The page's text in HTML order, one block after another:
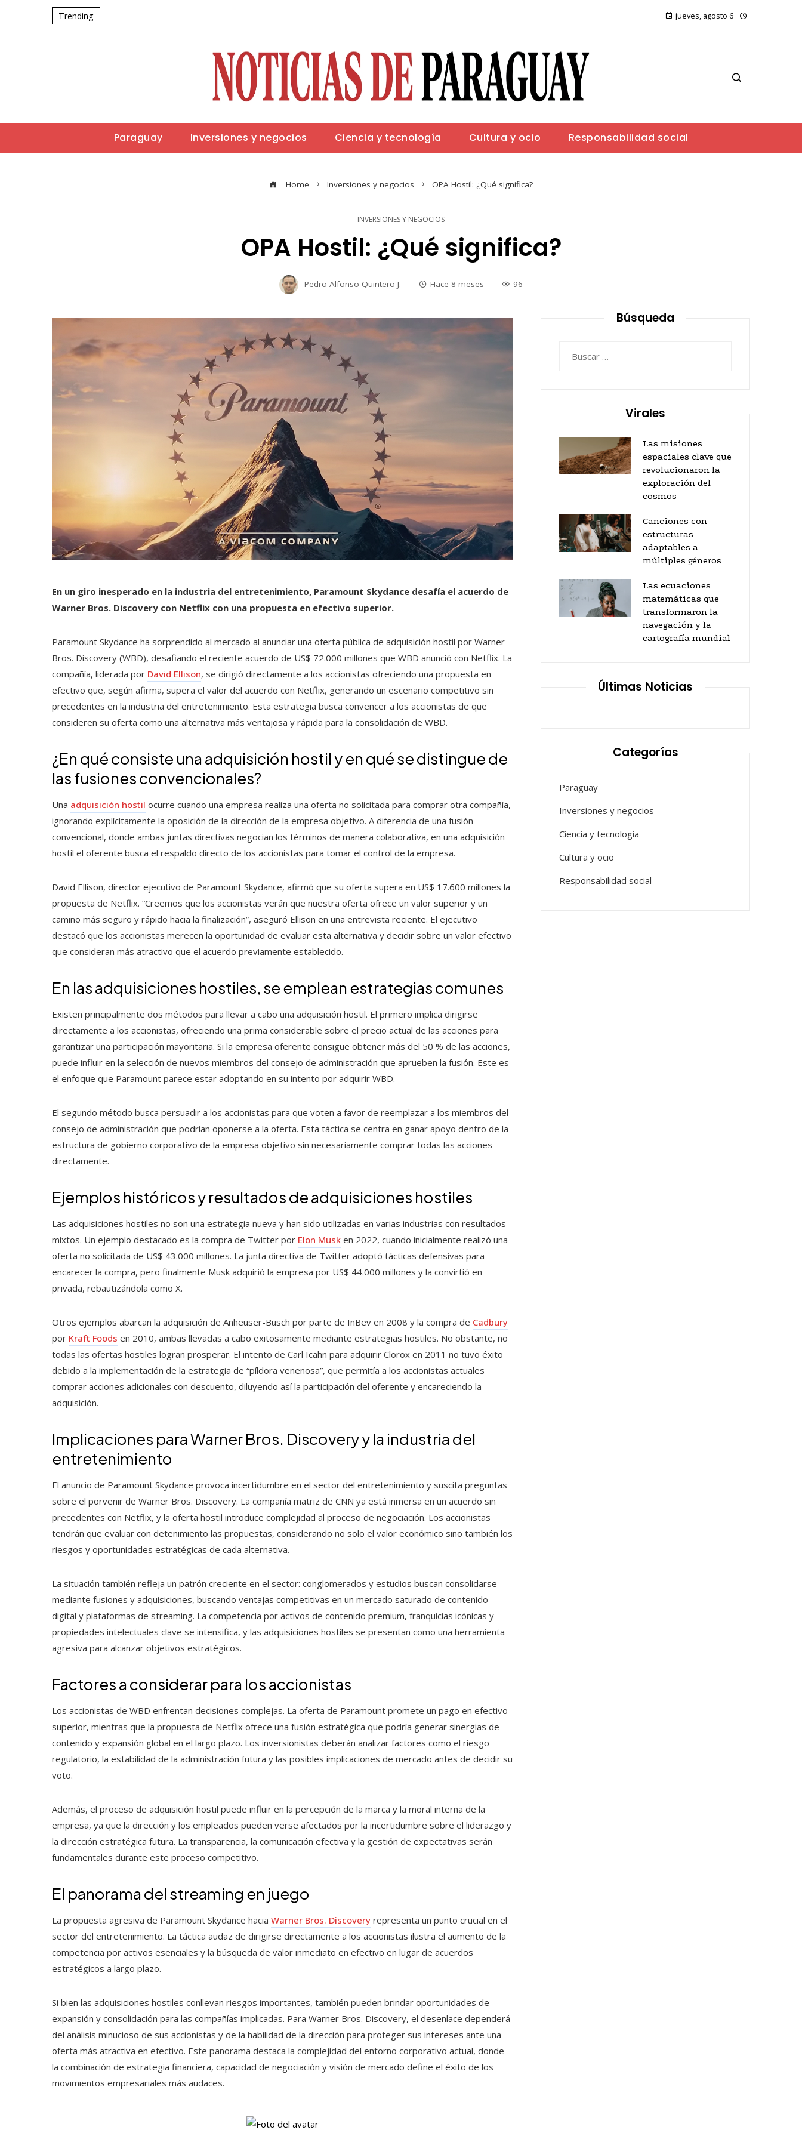
Trending jueves, agosto 6
Paraguay Inversiones y negocios Ciencia y tecnología Cultura y ocio Responsabilidad social
Home Inversiones y negocios OPA Hostil: ¿Qué significa?
INVERSIONES Y NEGOCIOS
OPA Hostil: ¿Qué significa?
Pedro Alfonso Quintero J. Hace 8 meses 96
En un giro inesperado en la industria del entretenimiento, Paramount Skydance desafía el acuerdo de
Warner Bros. Discovery con Netflix con una propuesta en efectivo superior.
Paramount Skydance ha sorprendido al mercado al anunciar una oferta pública de adquisición hostil por Warner
Bros. Discovery (WBD), desafiando el reciente acuerdo de US$ 72.000 millones que WBD anunció con Netflix. La
compañía, liderada por David Ellison, se dirigió directamente a los accionistas ofreciendo una propuesta en
efectivo que, según afirma, supera el valor del acuerdo con Netflix, generando un escenario competitivo sin
precedentes en la industria del entretenimiento. Esta estrategia busca convencer a los accionistas de que
consideren su oferta como una alternativa más ventajosa y rápida para la consolidación de WBD.
¿En qué consiste una adquisición hostil y en qué se distingue de
las fusiones convencionales?
Una adquisición hostil ocurre cuando una empresa realiza una oferta no solicitada para comprar otra compañía,
ignorando explícitamente la oposición de la dirección de la empresa objetivo. A diferencia de una fusión
convencional, donde ambas juntas directivas negocian los términos de manera colaborativa, en una adquisición
hostil el oferente busca el respaldo directo de los accionistas para tomar el control de la empresa.
David Ellison, director ejecutivo de Paramount Skydance, afirmó que su oferta supera en US$ 17.600 millones la
propuesta de Netflix. “Creemos que los accionistas verán que nuestra oferta ofrece un valor superior y un
camino más seguro y rápido hacia la finalización”, aseguró Ellison en una entrevista reciente. El ejecutivo
destacó que los accionistas merecen la oportunidad de evaluar esta alternativa y decidir sobre un valor efectivo
que consideran más atractivo que el acuerdo previamente establecido.
En las adquisiciones hostiles, se emplean estrategias comunes
Existen principalmente dos métodos para llevar a cabo una adquisición hostil. El primero implica dirigirse
directamente a los accionistas, ofreciendo una prima considerable sobre el precio actual de las acciones para
garantizar una participación mayoritaria. Si la empresa oferente consigue obtener más del 50 % de las acciones,
puede influir en la selección de nuevos miembros del consejo de administración que aprueben la fusión. Este es
el enfoque que Paramount parece estar adoptando en su intento por adquirir WBD.
El segundo método busca persuadir a los accionistas para que voten a favor de reemplazar a los miembros del
consejo de administración que podrían oponerse a la oferta. Esta táctica se centra en ganar apoyo dentro de la
estructura de gobierno corporativo de la empresa objetivo sin necesariamente comprar todas las acciones
directamente.
Ejemplos históricos y resultados de adquisiciones hostiles
Las adquisiciones hostiles no son una estrategia nueva y han sido utilizadas en varias industrias con resultados
mixtos. Un ejemplo destacado es la compra de Twitter por Elon Musk en 2022, cuando inicialmente realizó una
oferta no solicitada de US$ 43.000 millones. La junta directiva de Twitter adoptó tácticas defensivas para
encarecer la compra, pero finalmente Musk adquirió la empresa por US$ 44.000 millones y la convirtió en
privada, rebautizándola como X.
Otros ejemplos abarcan la adquisición de Anheuser-Busch por parte de InBev en 2008 y la compra de Cadbury
por Kraft Foods en 2010, ambas llevadas a cabo exitosamente mediante estrategias hostiles. No obstante, no
todas las ofertas hostiles logran prosperar. El intento de Carl Icahn para adquirir Clorox en 2011 no tuvo éxito
debido a la implementación de la estrategia de “píldora venenosa”, que permitía a los accionistas actuales
comprar acciones adicionales con descuento, diluyendo así la participación del oferente y encareciendo la
adquisición.
Implicaciones para Warner Bros. Discovery y la industria del
entretenimiento
El anuncio de Paramount Skydance provoca incertidumbre en el sector del entretenimiento y suscita preguntas
sobre el porvenir de Warner Bros. Discovery. La compañía matriz de CNN ya está inmersa en un acuerdo sin
precedentes con Netflix, y la oferta hostil introduce complejidad al proceso de negociación. Los accionistas
tendrán que evaluar con detenimiento las propuestas, considerando no solo el valor económico sino también los
riesgos y oportunidades estratégicas de cada alternativa.
La situación también refleja un patrón creciente en el sector: conglomerados y estudios buscan consolidarse
mediante fusiones y adquisiciones, buscando ventajas competitivas en un mercado saturado de contenido
digital y plataformas de streaming. La competencia por activos de contenido premium, franquicias icónicas y
propiedades intelectuales clave se intensifica, y las adquisiciones hostiles se presentan como una herramienta
agresiva para alcanzar objetivos estratégicos.
Factores a considerar para los accionistas
Los accionistas de WBD enfrentan decisiones complejas. La oferta de Paramount promete un pago en efectivo
superior, mientras que la propuesta de Netflix ofrece una fusión estratégica que podría generar sinergias de
contenido y expansión global en el largo plazo. Los inversionistas deberán analizar factores como el riesgo
regulatorio, la estabilidad de la administración futura y las posibles implicaciones de mercado antes de decidir su
voto.
Además, el proceso de adquisición hostil puede influir en la percepción de la marca y la moral interna de la
empresa, ya que la dirección y los empleados pueden verse afectados por la incertidumbre sobre el liderazgo y
la dirección estratégica futura. La transparencia, la comunicación efectiva y la gestión de expectativas serán
fundamentales durante este proceso competitivo.
El panorama del streaming en juego
La propuesta agresiva de Paramount Skydance hacia Warner Bros. Discovery representa un punto crucial en el
sector del entretenimiento. La táctica audaz de dirigirse directamente a los accionistas ilustra el aumento de la
competencia por activos esenciales y la búsqueda de valor inmediato en efectivo en lugar de acuerdos
estratégicos a largo plazo.
Si bien las adquisiciones hostiles conllevan riesgos importantes, también pueden brindar oportunidades de
expansión y consolidación para las compañías implicadas. Para Warner Bros. Discovery, el desenlace dependerá
del análisis minucioso de sus accionistas y de la habilidad de la dirección para proteger sus intereses ante una
oferta más atractiva en efectivo. Este panorama destaca la complejidad del entorno corporativo actual, donde
la combinación de estrategia financiera, capacidad de negociación y visión de mercado define el éxito de los
movimientos empresariales más audaces.
Búsqueda
Virales
Las misiones
espaciales clave que
revolucionaron la
exploración del
cosmos
Canciones con
estructuras
adaptables a
múltiples géneros
Las ecuaciones
matemáticas que
transformaron la
navegación y la
cartografía mundial
Últimas Noticias
Categorías
Paraguay
Inversiones y negocios
Ciencia y tecnología
Cultura y ocio
Responsabilidad social